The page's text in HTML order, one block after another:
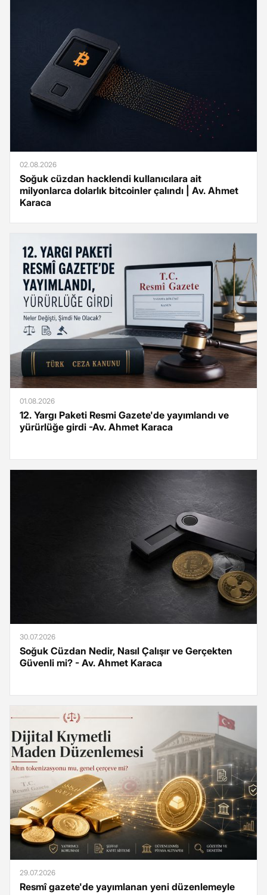
02.08.2026
Soğuk cüzdan hacklendi kullanıcılara ait
milyonlarca dolarlık bitcoinler çalındı | Av. Ahmet
Karaca
01.08.2026
12. Yargı Paketi Resmi Gazete'de yayımlandı ve
yürürlüğe girdi -Av. Ahmet Karaca
30.07.2026
Soğuk Cüzdan Nedir, Nasıl Çalışır ve Gerçekten
Güvenli mi? - Av. Ahmet Karaca
29.07.2026
Resmî gazete'de yayımlanan yeni düzenlemeyle